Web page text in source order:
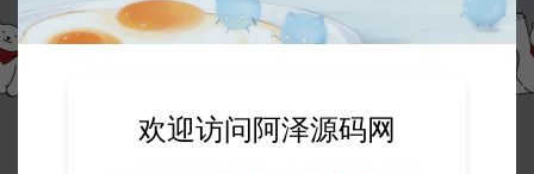
欢迎访问阿泽源码网